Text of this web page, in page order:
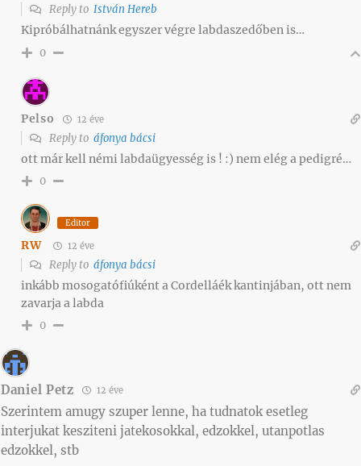
Reply to István Hereb
Kipróbálhatnánk egyszer végre labdaszedőben is…
0
Pelso 12 éve
Reply to áfonya bácsi
ott már kell némi labdaügyesség is ! :) nem elég a pedigré…
0
Editor
RW 12 éve
Reply to áfonya bácsi
inkább mosogatófiúként a Cordelláék kantinjában, ott nem
zavarja a labda
0
Daniel Petz 12 éve
Szerintem amugy szuper lenne, ha tudnatok esetleg
interjukat kesziteni jatekosokkal, edzokkel, utanpotlas
edzokkel, stb